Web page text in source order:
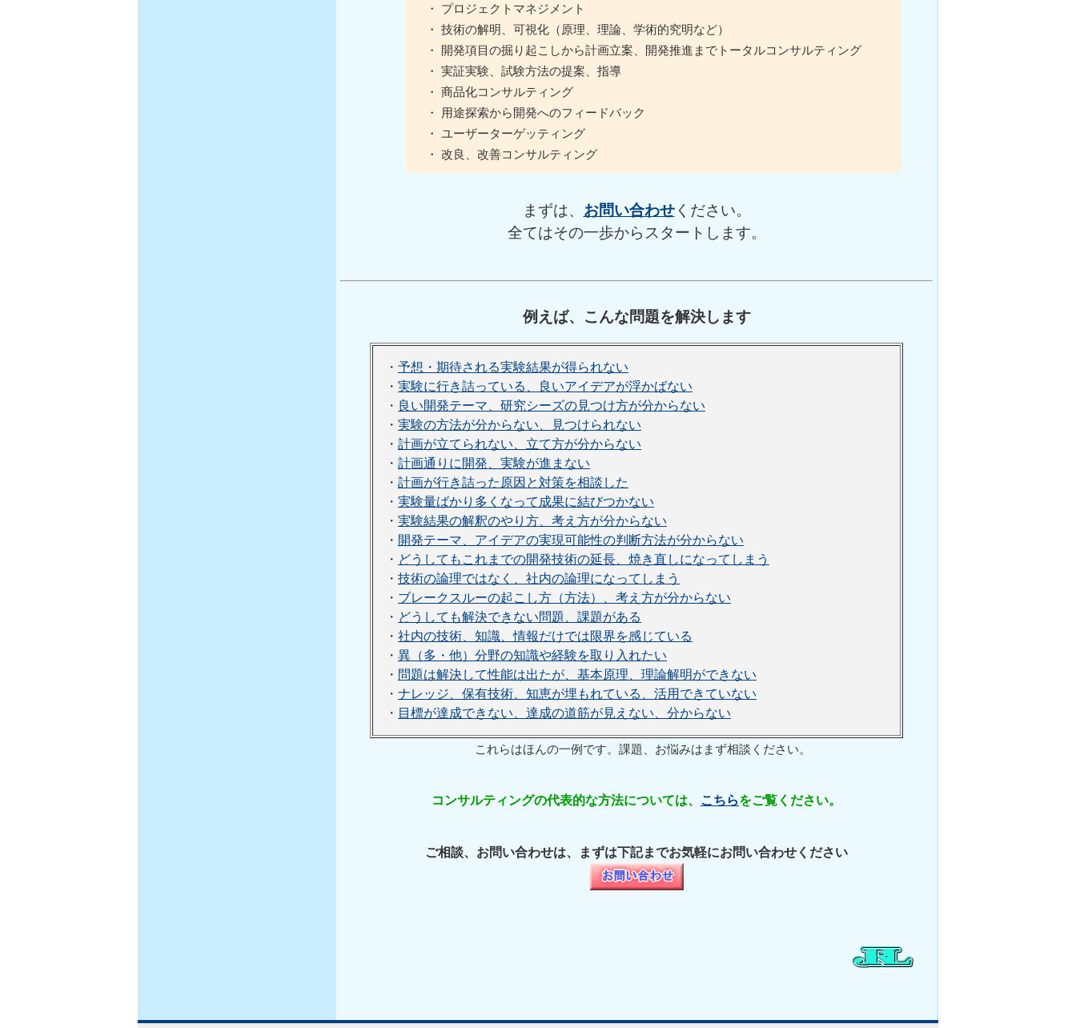
・ プロジェクトマネジメント
・ 技術の解明、可視化（原理、理論、学術的究明など）
・ 開発項目の掘り起こしから計画立案、開発推進までトータルコンサルティング
・ 実証実験、試験方法の提案、指導
・ 商品化コンサルティング
・ 用途探索から開発へのフィードバック
・ ユーザーターゲッティング
・ 改良、改善コンサルティング
まずは、 お問い合わせください。
全てはその一歩からスタートします。
例えば、こんな問題を解決します
・ 予想・期待される実験結果が得られない
・ 実験に行き詰っている、良いアイデアが浮かばない
・ 良い開発テーマ、研究シーズの見つけ方が分からない
・ 実験の方法が分からない、見つけられない
・ 計画が立てられない、立て方が分からない
・ 計画通りに開発、実験が進まない
・ 計画が行き詰った原因と対策を相談した
・ 実験量ばかり多くなって成果に結びつかない
・ 実験結果の解釈のやり方、考え方が分からない
・ 開発テーマ、アイデアの実現可能性の判断方法が分からない
・ どうしてもこれまでの開発技術の延長、焼き直しになってしまう
・ 技術の論理ではなく、社内の論理になってしまう
・ ブレークスルーの起こし方（方法）、考え方が分からない
・ どうしても解決できない問題、課題がある
・ 社内の技術、知識、情報だけでは限界を感じている
・ 異（多・他）分野の知識や経験を取り入れたい
・ 問題は解決して性能は出たが、基本原理、理論解明ができない
・ ナレッジ、保有技術、知恵が埋もれている、活用できていない
・ 目標が達成できない、達成の道筋が見えない、分からない
これらはほんの一例です。課題、お悩みはまず相談ください。
コンサルティングの代表的な方法については、 こちらをご覧ください。
ご相談、お問い合わせは、まずは下記までお気軽にお問い合わせください